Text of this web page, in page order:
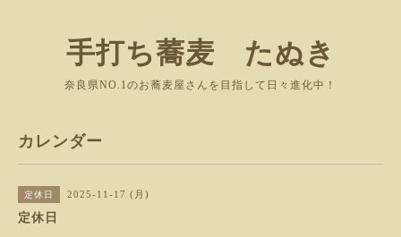
手打ち蕎麦 たぬき
奈良県NO.1のお蕎麦屋さんを目指して日々進化中！
カレンダー
定休日 2025-11-17 (月)
定休日